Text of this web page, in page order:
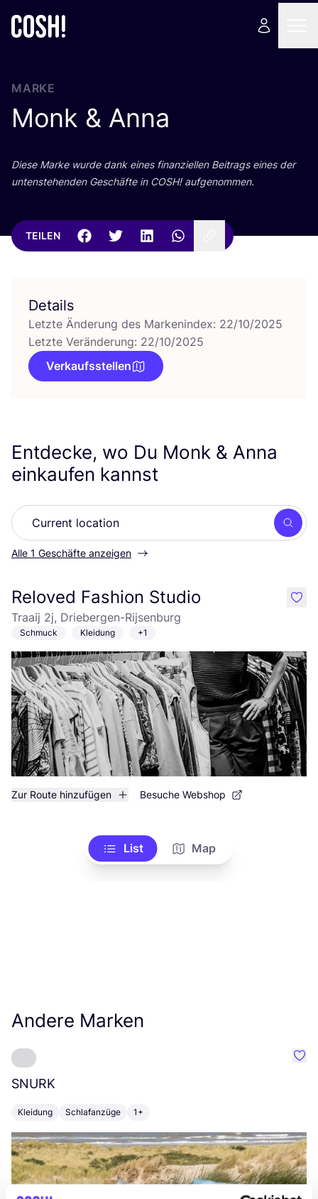
MARKE
Monk & Anna
Die­se Mar­ke wur­de dank eines finan­zi­el­len Bei­trags eines der
unten­ste­hen­den Geschäf­te in COSH! aufgenommen.
TEILEN
Details
Letzte Änderung des Markenindex: 22/10/2025
Letzte Veränderung: 22/10/2025
Verkaufsstellen
Entdecke, wo Du Monk & Anna
einkaufen kannst
Alle 1 Geschäfte anzeigen
Reloved Fashion Studio
Traaij 2j, Driebergen-Rijsenburg
Schmuck Kleidung +1
Zur Route hinzufügen Besuche Webshop
like
List Map
Andere Marken
SNURK
Kleidung Schlafanzüge 1+